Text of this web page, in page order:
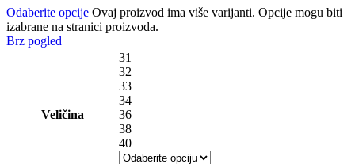
Odaberite opcije Ovaj proizvod ima više varijanti. Opcije mogu biti
izabrane na stranici proizvoda.
Brz pogled
Veličina
31
32
33
34
36
38
40